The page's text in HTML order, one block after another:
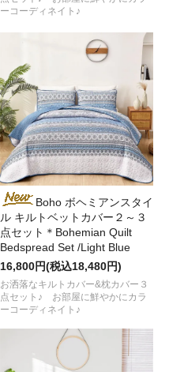
ーコーディネイト♪
Boho ボヘミアンスタイ
ル キルトベットカバー２～３
点セット＊Bohemian Quilt
Bedspread Set /Light Blue
16,800円(税込18,480円)
お洒落なキルトカバー&枕カバー３
点セット♪ お部屋に鮮やかにカラ
ーコーディネイト♪